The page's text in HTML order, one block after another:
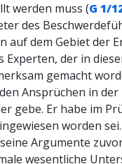
werden muss (G 1/
des
auf dem Gebiet der
Experten, der in
gemacht
Ansprüchen in
gebe. Er habe im
worden
Argumente
wesentliche